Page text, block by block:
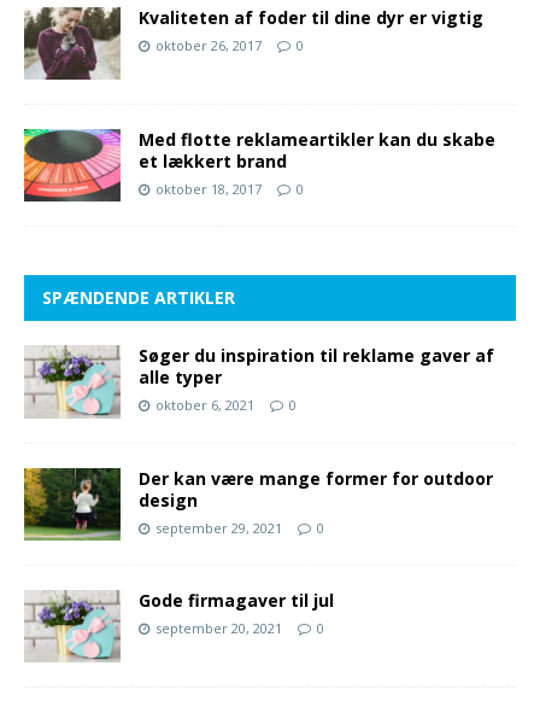
Kvaliteten af foder til dine dyr er vigtig
oktober 26, 2017 0
Med flotte reklameartikler kan du skabe
et lækkert brand
oktober 18, 2017 0
SPÆNDENDE ARTIKLER
Søger du inspiration til reklame gaver af
alle typer
oktober 6, 2021 0
Der kan være mange former for outdoor
design
september 29, 2021 0
Gode firmagaver til jul
september 20, 2021 0